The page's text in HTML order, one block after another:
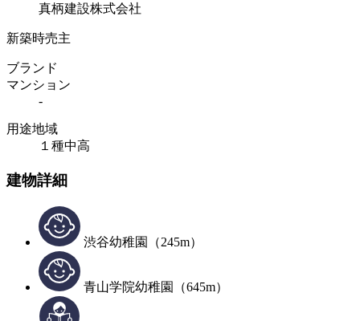
真柄建設株式会社
新築時売主
ブランド
マンション
-
用途地域
１種中高
建物詳細
渋谷幼稚園（245m）
青山学院幼稚園（645m）